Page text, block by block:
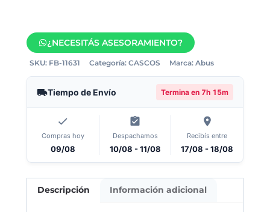
¿NECESITÁS ASESORAMIENTO?
SKU: FB-11631 Categoría: CASCOS Marca: Abus
Tiempo de Envío Termina en 7h 15m
Compras hoy
09/08
Despachamos
10/08 - 11/08
Recibís entre
17/08 - 18/08
Descripción Información adicional